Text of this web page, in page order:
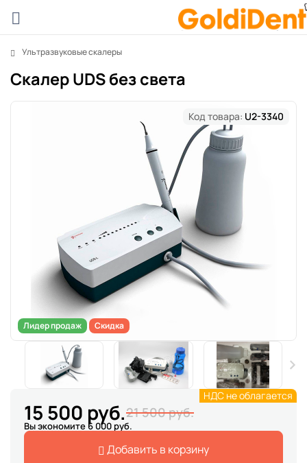
Ультразвуковые скалеры
Скалер UDS без света
Лидер продаж Скидка
Код товара: U2-3340
15 500 руб.21 500 руб.
Вы экономите 6 000 руб.
Добавить в корзину
НДС не облагается